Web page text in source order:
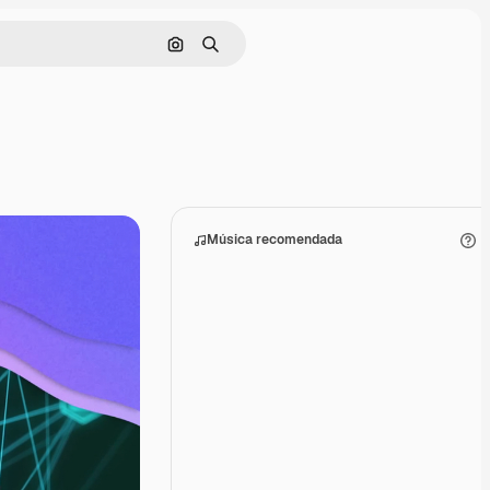
Buscar por imagen
Buscar
Música recomendada